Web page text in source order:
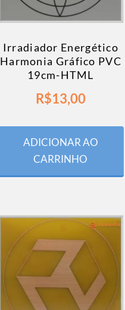
Irradiador Energético
Harmonia Gráfico PVC
19cm-HTML
R$13,00
ADICIONAR AO
CARRINHO